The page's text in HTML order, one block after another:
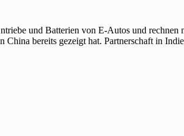
und Batterien von E-Autos und
bereits gezeigt hat. Partnerschaft in